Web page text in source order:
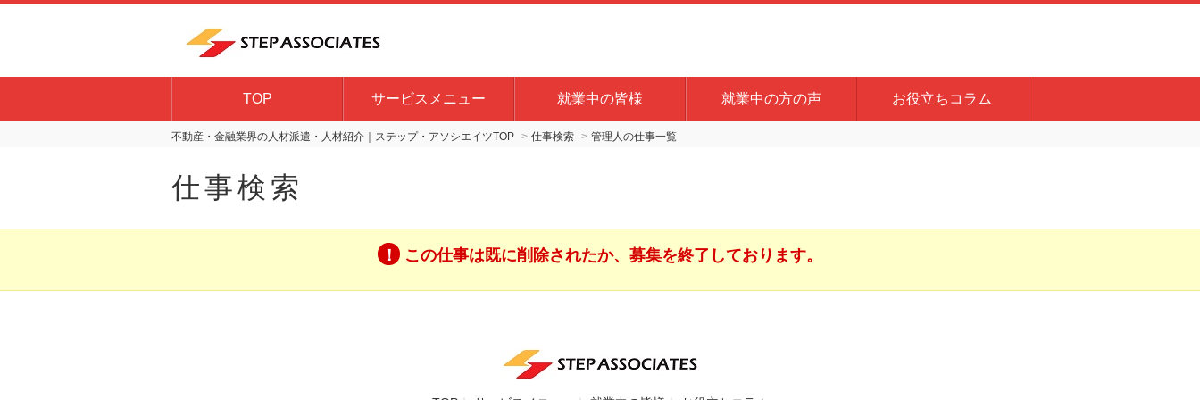
TOP サービスメニュー 就業中の皆様 就業中の方の声 お役立ちコラム
不動産・金融業界の人材派遣・人材紹介｜ステップ・アソシエイツTOP 仕事検索 管理人の仕事一覧
仕事検索
この仕事は既に削除されたか、募集を終了しております。